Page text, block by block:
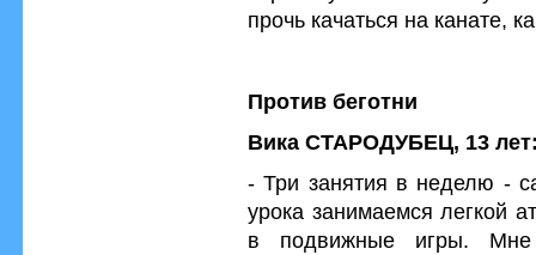
прочь качаться на канате,
Против беготни
Вика СТАРОДУБЕЦ, 13
- Три занятия в неделю -
урока занимаемся легкой
в подвижные игры. Мне